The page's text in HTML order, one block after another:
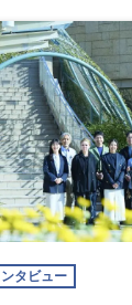
タビュー